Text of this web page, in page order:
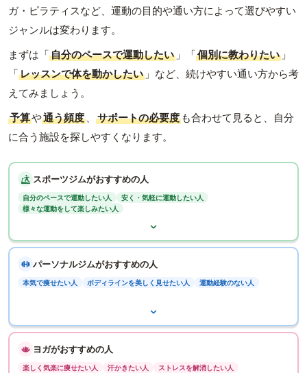
ガ・ピラティスなど、運動の目的や通い方によって選びやすい
ジャンルは変わります。
まずは「自分のペースで運動したい 」「個別に教わりたい 」
「レッスンで体を動かしたい 」など、続けやすい通い方から考
えてみましょう。
予算や通う頻度 、 サポートの必要度 も合わせて見ると、自分
に合う施設を探しやすくなります。
スポーツジムがおすすめの人
自分のペースで運動したい人
安く・気軽に運動したい人
様々な運動をして楽しみたい人
パーソナルジムがおすすめの人
本気で痩せたい人 ボディラインを美しく見せたい人 運動経験のない人
ヨガがおすすめの人
楽しく気楽に痩せたい人 汗かきたい人 ストレスを解消したい人